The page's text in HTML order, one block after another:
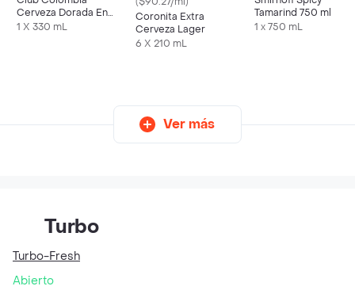
Cerveza Dorada En
Lata 330 ML X6 Unds
1 X 330 mL
Coronita Extra
Cerveza Lager
6 X 210 mL
Tamarind 750 ml
1 x 750 mL
Ver más
Turbo
Turbo-Fresh
Abierto